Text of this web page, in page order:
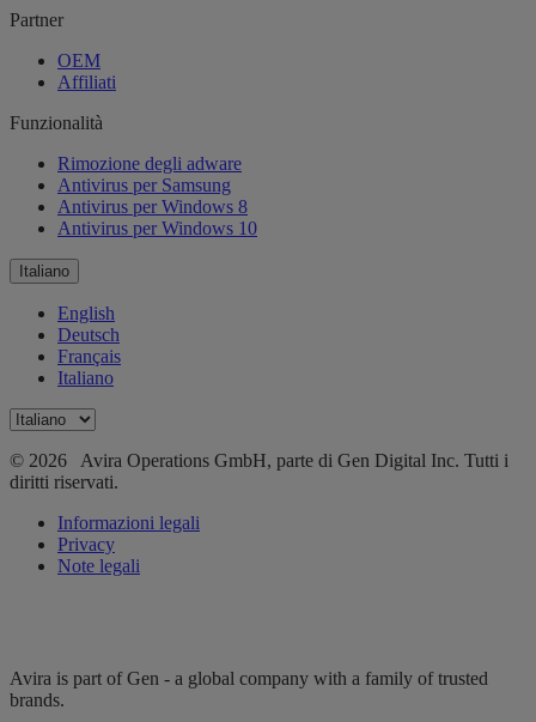
Partner
OEM
Affiliati
Funzionalità
Rimozione degli adware
Antivirus per Samsung
Antivirus per Windows 8
Antivirus per Windows 10
Italiano
English
Deutsch
Français
Italiano
© 2026 Avira Operations GmbH, parte di Gen Digital Inc. Tutti i
diritti riservati.
Informazioni legali
Privacy
Note legali
Avira is part of Gen - a global company with a family of trusted
brands.